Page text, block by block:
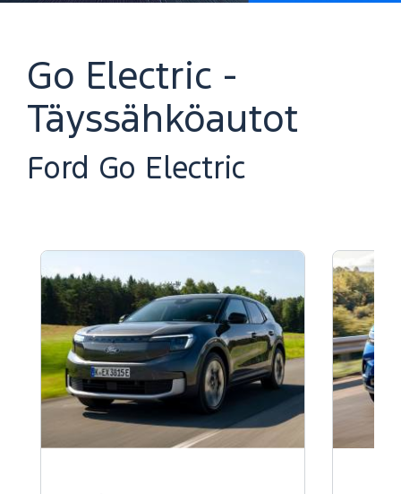
Go Electric -
Täyssähköautot
Ford Go Electric